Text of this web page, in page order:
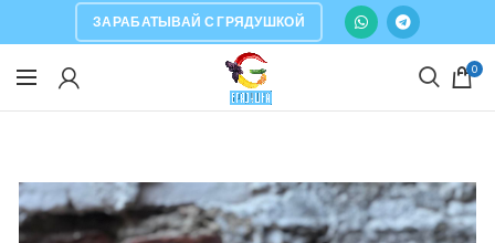
ЗАРАБАТЫВАЙ С ГРЯДУШКОЙ
0